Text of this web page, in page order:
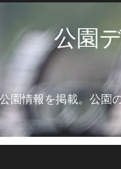
公園
園情報を掲載。公